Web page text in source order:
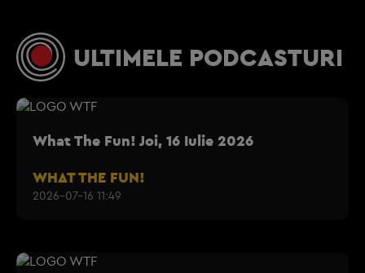
ULTIMELE PODCASTURI
What The Fun! Joi, 16 Iulie 2026
WHAT THE FUN!
2026-07-16 11:49